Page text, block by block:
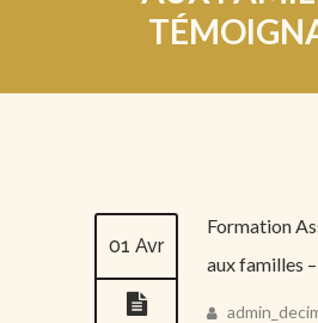
01 Avr
Formation
aux familles